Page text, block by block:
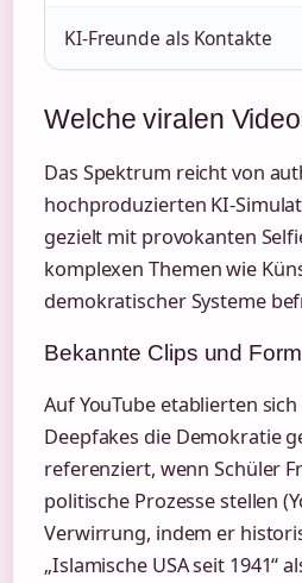
KI-Freunde als Kontakte
Welche viralen
Das Spektrum reicht von
hochproduzierten KI-
gezielt mit provokanten
komplexen Themen wie
demokratischer Systeme
Bekannte Clips und
Auf YouTube etablierten
Deepfakes die Demokratie
referenziert, wenn Schüler
politische Prozesse stellen
Verwirrung, indem er
„Islamische USA seit 1941“